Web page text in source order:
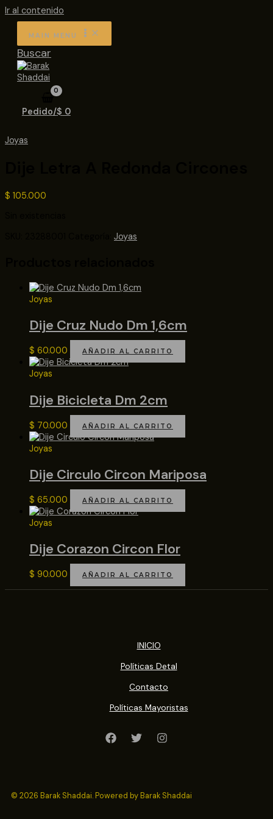
Ir al contenido
MAIN MENU
Buscar
Pedido/$ 0
Joyas
$ 105.000
Joyas
Joyas
Dije Cruz Nudo Dm 1,6cm
$ 60.000 AÑADIR AL CARRITO
Joyas
Dije Bicicleta Dm 2cm
$ 70.000 AÑADIR AL CARRITO
Joyas
Dije Circulo Circon Mariposa
$ 65.000 AÑADIR AL CARRITO
Joyas
Dije Corazon Circon Flor
$ 90.000 AÑADIR AL CARRITO
INICIO
Políticas Detal
Contacto
Políticas Mayoristas
© 2026 Barak Shaddai. Powered by Barak Shaddai